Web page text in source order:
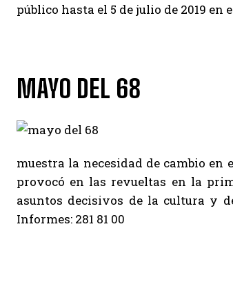
público hasta el 5 de julio de 2019 en
MAYO DEL 68
muestra la necesidad de cambio
provocó en las revueltas en la
asuntos decisivos de la cultura y
Informes: 281 81 00